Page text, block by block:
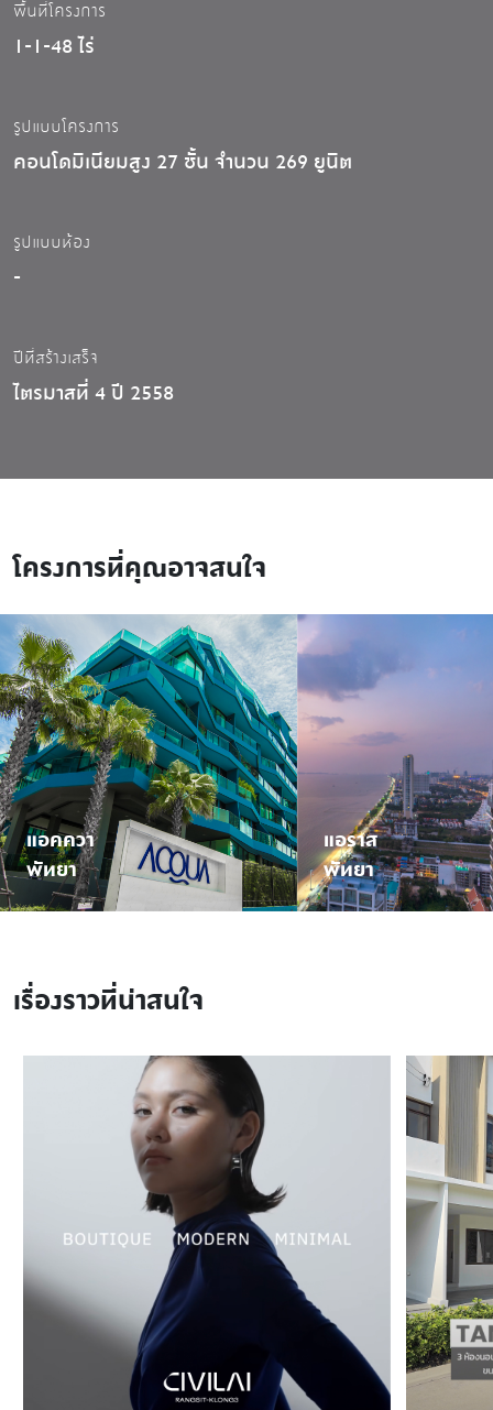
พื้นที่โครงการ
1-1-48 ไร่
รูปแบบโครงการ
คอนโดมิเนียมสูง 27 ชั้น จำนวน 269 ยูนิต
รูปแบบห้อง
-
ปีที่สร้างเสร็จ
ไตรมาสที่ 4 ปี 2558
โครงการที่คุณอาจสนใจ
แอคควา
พัทยา
แอราส
พัทยา
เรื่องราวที่น่าสนใจ